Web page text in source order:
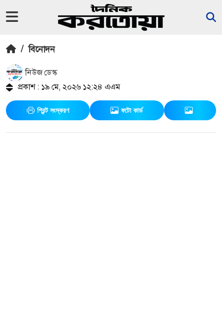
/ বিনোদন
নিউজ ডেস্ক
প্রকাশ : ১৯ মে, ২০২৬ ১২:২৪ এএম
প্রিন্ট সংস্করণ ফটো কার্ড